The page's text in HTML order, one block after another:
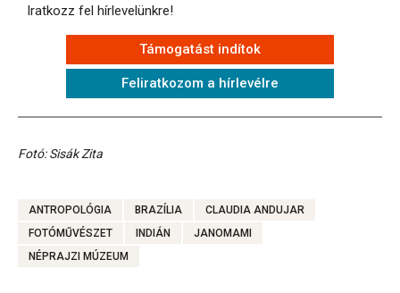
Iratkozz fel hírlevelünkre!
Támogatást indítok
Feliratkozom a hírlevélre
Fotó: Sisák Zita
ANTROPOLÓGIA BRAZÍLIA
CLAUDIA ANDUJAR
FOTÓMŰVÉSZET
INDIÁN
JANOMAMI
NÉPRAJZI MÚZEUM